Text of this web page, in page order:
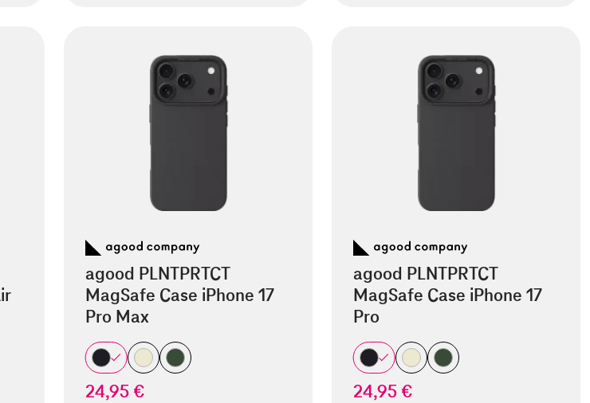
agood PLNTPRTCT
MagSafe Case iPhone 17
Pro Max
24,95 €
agood PLNTPRTCT
MagSafe Case iPhone 17
Pro
24,95 €